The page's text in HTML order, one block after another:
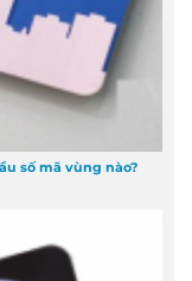
số mã vùng nào?